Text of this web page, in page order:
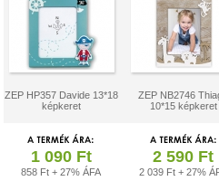
ZEP HP357 Davide 13*18
képkeret
ZEP NB2746
10*15 képkeret
1 090 Ft
858 Ft + 27% ÁFA
2 590 Ft
2 039 Ft + 27%